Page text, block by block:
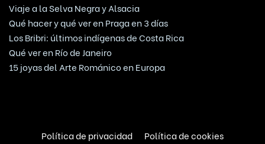
Viaje a la Selva Negra y Alsacia
Qué hacer y qué ver en Praga en 3 días
Los Bribri: últimos indígenas de Costa Rica
Qué ver en Río de Janeiro
15 joyas del Arte Románico en Europa
Política de privacidad
Política de cookies